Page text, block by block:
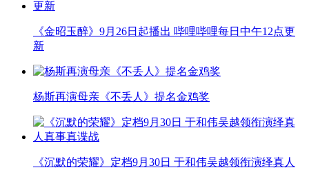
《金昭玉醉》9月26日起播出 哔哩哔哩每日中午12点更
新
杨斯再演母亲《不丢人》提名金鸡奖
《沉默的荣耀》定档9月30日 于和伟吴越领衔演绎真人